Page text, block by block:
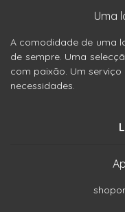
Uma
A comodidade de uma
de sempre. Uma
com paixão. Um
necessidades.